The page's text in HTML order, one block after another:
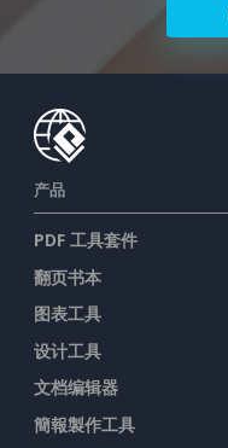
产品
PDF 工具套件
翻页书本
图表工具
设计工具
文档编辑器
簡報製作工具